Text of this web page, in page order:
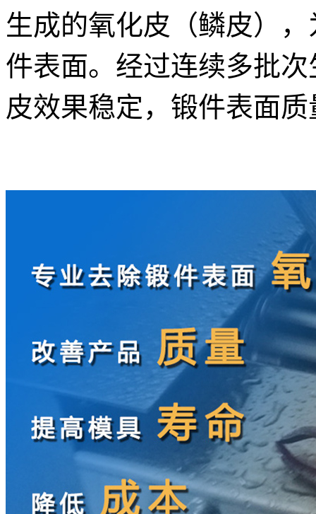
生成的氧化皮（鳞皮）
件表面。经过连续多批
皮效果稳定，锻件表面